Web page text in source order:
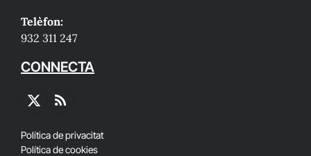
Telèfon:
932 311 247
CONNECTA
X
RSS
Política de privacitat
Política de cookies